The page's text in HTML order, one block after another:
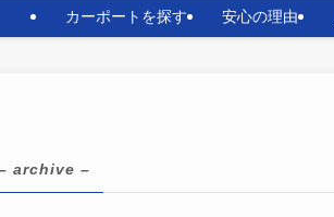
カーポートを探す 安心の理由
archive –